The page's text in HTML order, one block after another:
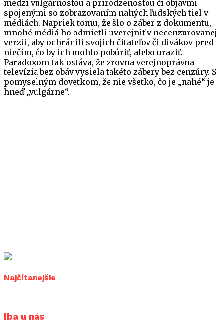
medzi vulgárnosťou a prirodzenosťou či objavmi
spojenými so zobrazovaním nahých ľudských tiel v
médiách. Napriek tomu, že šlo o záber z dokumentu,
mnohé médiá ho odmietli uverejniť v necenzurovanej
verzii, aby ochránili svojich čitateľov či divákov pred
niečím, čo by ich mohlo pobúriť, alebo uraziť.
Paradoxom tak ostáva, že zrovna verejnoprávna
televízia bez obáv vysiela takéto zábery bez cenzúry. S
pomyselným dovetkom, že nie všetko, čo je „nahé“ je
hneď „vulgárne“.
Najčítanejšie
Iba u nás